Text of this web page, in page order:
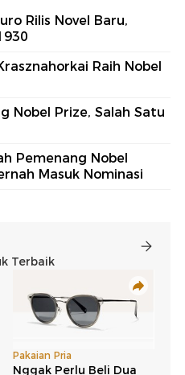
Rilis Novel Baru,
Raih Nobel
Nobel Prize, Salah Satu
Pemenang Nobel
Masuk Nominasi